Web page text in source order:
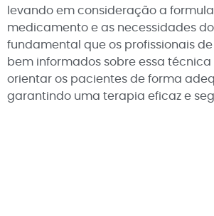
levando em consideração a
medicamento e as necessidades
fundamental que os profissionais
bem informados sobre essa técnica
orientar os pacientes de forma
garantindo uma terapia eficaz e